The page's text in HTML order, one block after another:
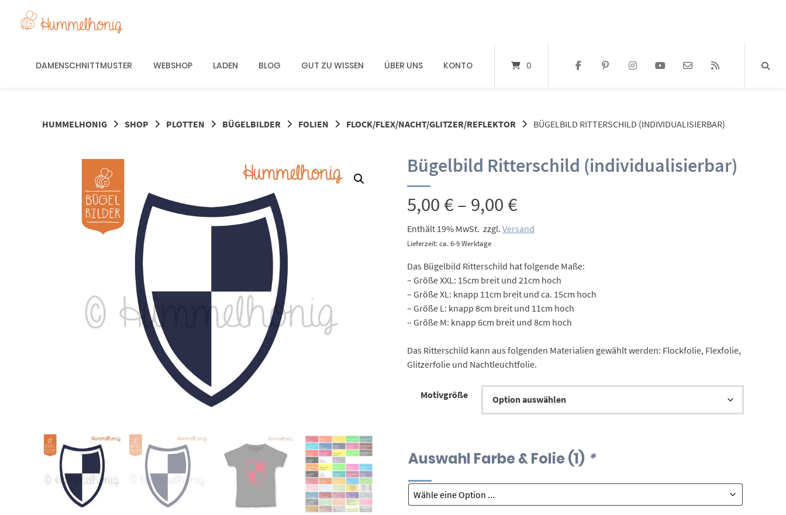
DAMENSCHNITTMUSTER WEBSHOP LADEN BLOG GUT ZU WISSEN ÜBER UNS KONTO 0
HUMMELHONIG SHOP PLOTTEN BÜGELBILDER FOLIEN FLOCK/FLEX/NACHT/GLITZER/REFLEKTOR BÜGELBILD RITTERSCHILD (INDIVIDUALISIERBAR)
Bügelbild Ritterschild (individualisierbar)
5,00€– 9,00€Preisspanne:
5,00 €
bis
9,00 €
Enthält 19% MwSt. zzgl. Versand
Lieferzeit: ca. 6-9 Werktage
Das Bügelbild Ritterschild hat folgende Maße:
– Größe XXL: 15cm breit und 21cm hoch
– Größe XL: knapp 11cm breit und ca. 15cm hoch
– Größe L: knapp 8cm breit und 11cm hoch
– Größe M: knapp 6cm breit und 8cm hoch
Das Ritterschild kann aus folgenden Materialien gewählt werden: Flockfolie, Flexfolie,
Glitzerfolie und Nachtleuchtfolie.
Motivgröße
Auswahl Farbe & Folie (1) *